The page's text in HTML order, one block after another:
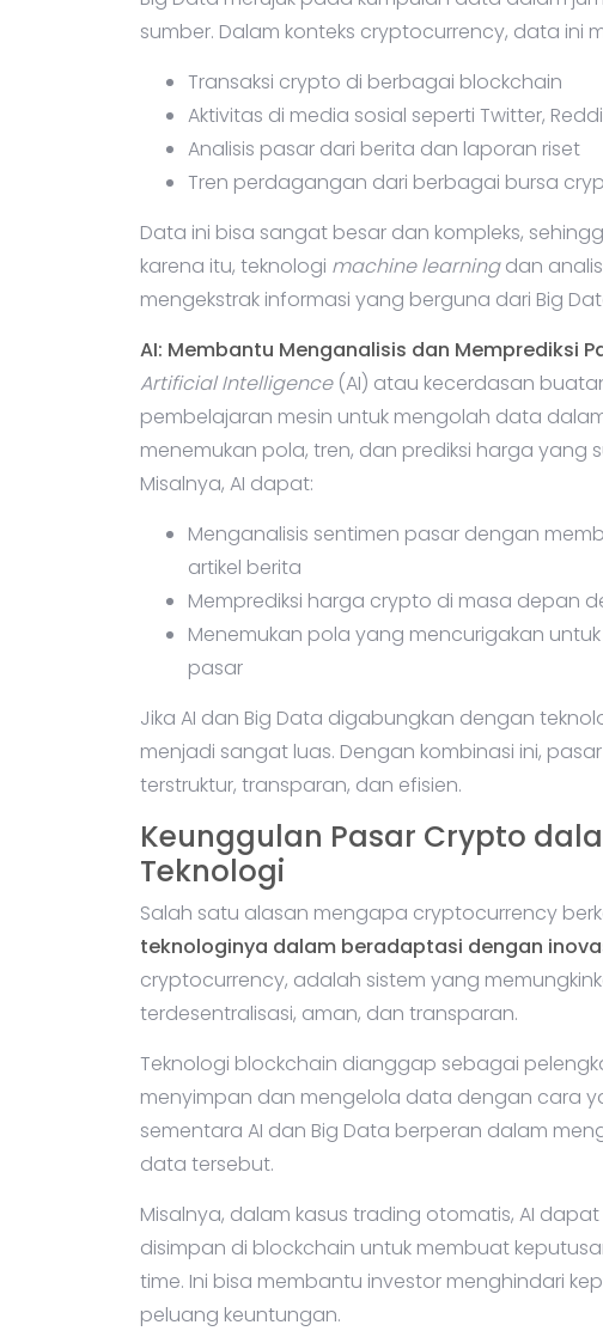
sumber. Dalam konteks cryptocurrency, data ini
Transaksi crypto di berbagai blockchain
Aktivitas di media sosial seperti Twitter,
Analisis pasar dari berita dan laporan riset
Tren perdagangan dari berbagai bursa
Data ini bisa sangat besar dan kompleks,
karena itu, teknologi machine learningdan
mengekstrak informasi yang berguna dari Big
AI: Membantu Menganalisis dan Memprediksi
Artificial Intelligence(AI) atau kecerdasan
pembelajaran mesin untuk mengolah data
menemukan pola, tren, dan prediksi harga yang
Misalnya, AI dapat:
Menganalisis sentimen pasar dengan
artikel berita
Memprediksi harga crypto di masa depan
Menemukan pola yang mencurigakan
pasar
Jika AI dan Big Data digabungkan dengan
menjadi sangat luas. Dengan kombinasi ini,
terstruktur, transparan, dan efisien.
Keunggulan Pasar Crypto
Teknologi
Salah satu alasan mengapa cryptocurrency
teknologinya dalam beradaptasi dengan
cryptocurrency, adalah sistem yang
terdesentralisasi, aman, dan transparan.
Teknologi blockchain dianggap sebagai
menyimpan dan mengelola data dengan cara
sementara AI dan Big Data berperan dalam
data tersebut.
Misalnya, dalam kasus trading otomatis, AI
disimpan di blockchain untuk membuat
time. Ini bisa membantu investor menghindari
peluang keuntungan.